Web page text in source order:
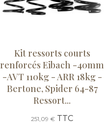
Kit ressorts courts
renforcés Eibach -40mm
-AVT 110kg - ARR 18kg -
Bertone, Spider 64-87
Ressort...
251,09 € TTC